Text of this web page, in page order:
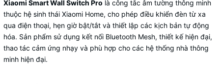
Xiaomi Smart Wall Switch Pro là công tắc âm tường thông minh
thuộc hệ sinh thái Xiaomi Home, cho phép điều khiển đèn từ xa
qua điện thoại, hẹn giờ bật/tắt và thiết lập các kịch bản tự động
hóa. Sản phẩm sử dụng kết nối Bluetooth Mesh, thiết kế hiện đại,
thao tác cảm ứng nhạy và phù hợp cho các hệ thống nhà thông
minh hiện đại.